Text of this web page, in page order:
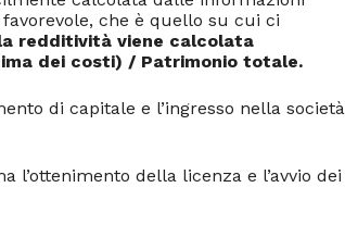
che è quello su cui ci
redditività viene calcolata
dei costi) / Patrimonio totale.
di capitale e l’ingresso nella società
l’ottenimento della licenza e l’avvio dei